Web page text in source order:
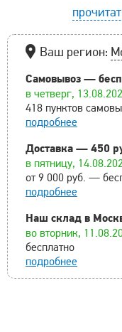
Ваш регион:
Самовывоз —
в четверг,
418 пунктов
подробнее
Доставка — 450
в пятницу,
от 9 000 руб. —
подробнее
Наш склад в
во вторник,
бесплатно
подробнее